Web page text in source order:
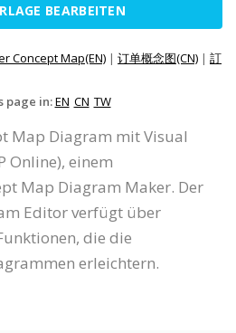
BEARBEITEN
Concept Map(EN) | 订单概念图(CN) | 訂
page in:EN CN TW
Map Diagram mit Visual
Online), einem
Map Diagram Maker. Der
Editor verfügt über
die die
erleichtern.